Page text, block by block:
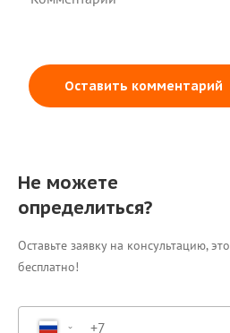
Оставить комментарий
Не можете
определиться?
Оставьте заявку на консультацию, это
бесплатно!